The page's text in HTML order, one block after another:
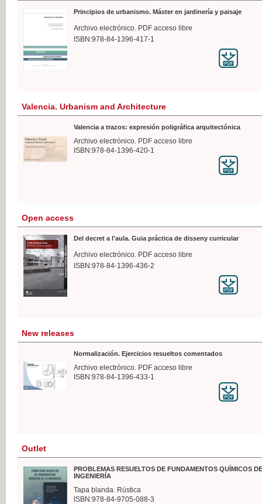
Principios de urbanismo. Máster en jardinería y paisaje
Archivo electrónico. PDF acceso libre
ISBN:978-84-1396-417-1
Valencia. Urbanism and Architecture
Valencia a trazos: expresión poligráfica arquitectónica
Archivo electrónico. PDF acceso libre
ISBN:978-84-1396-420-1
Open access
Del decret a l'aula. Guia práctica de disseny curricular
Archivo electrónico. PDF acceso libre
ISBN:978-84-1396-436-2
New releases
Normalización. Ejercicios resueltos comentados
Archivo electrónico. PDF acceso libre
ISBN:978-84-1396-433-1
Outlet
PROBLEMAS RESUELTOS DE FUNDAMENTOS QUÍMICOS
INGENIERÍA
Tapa blanda. Rústica
ISBN:978-84-9705-088-3